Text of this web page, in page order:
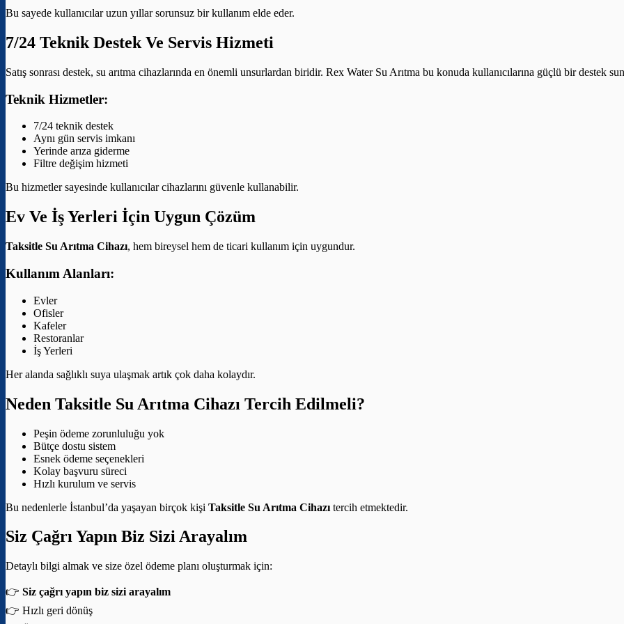
Bu sayede kullanıcılar uzun yıllar sorunsuz bir kullanım elde eder.
7/24 Teknik Destek Ve Servis Hizmeti
Satış sonrası destek, su arıtma cihazlarında en önemli unsurlardan biridir. Rex Water Su Arıtma bu konuda kullanıcılarına güçlü bir destek
Teknik Hizmetler:
7/24 teknik destek
Aynı gün servis imkanı
Yerinde arıza giderme
Filtre değişim hizmeti
Bu hizmetler sayesinde kullanıcılar cihazlarını güvenle kullanabilir.
Ev Ve İş Yerleri İçin Uygun Çözüm
Taksitle Su Arıtma Cihazı, hem bireysel hem de ticari kullanım için uygundur.
Kullanım Alanları:
Evler
Ofisler
Kafeler
Restoranlar
İş Yerleri
Her alanda sağlıklı suya ulaşmak artık çok daha kolaydır.
Neden Taksitle Su Arıtma Cihazı Tercih Edilmeli?
Peşin ödeme zorunluluğu yok
Bütçe dostu sistem
Esnek ödeme seçenekleri
Kolay başvuru süreci
Hızlı kurulum ve servis
Bu nedenlerle İstanbul’da yaşayan birçok kişi Taksitle Su Arıtma Cihazı tercih etmektedir.
Siz Çağrı Yapın Biz Sizi Arayalım
Detaylı bilgi almak ve size özel ödeme planı oluşturmak için:
👉 Siz çağrı yapın biz sizi arayalım
👉 Hızlı geri dönüş